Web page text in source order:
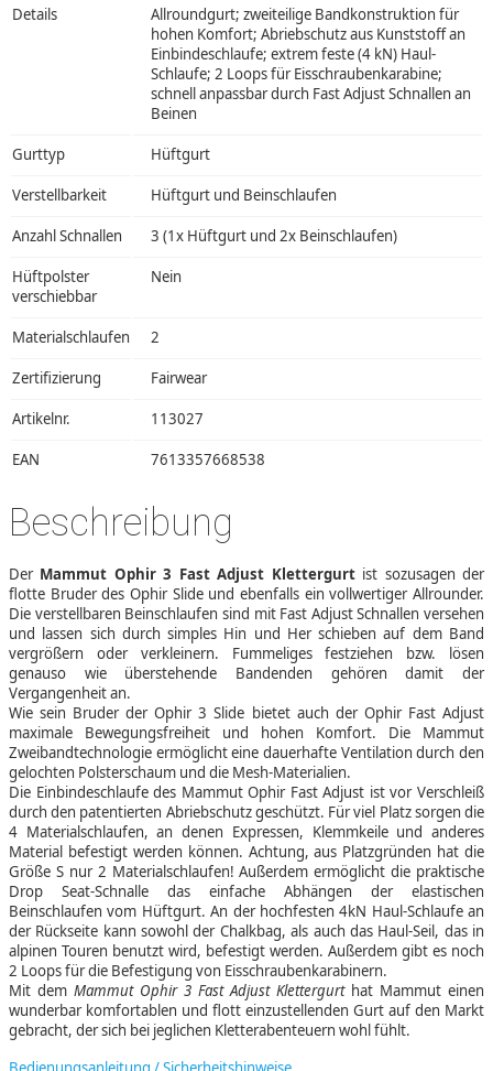
Details
Allroundgurt; zweiteilige Bandkonstruktion für
hohen Komfort; Abriebschutz aus Kunststoff an
Einbindeschlaufe; extrem feste (4 kN) Haul-
Schlaufe; 2 Loops für Eisschraubenkarabine;
schnell anpassbar durch Fast Adjust Schnallen an
Beinen
Gurttyp Hüftgurt
Verstellbarkeit Hüftgurt und Beinschlaufen
Anzahl Schnallen 3 (1x Hüftgurt und 2x Beinschlaufen)
Hüftpolster
verschiebbar
Nein
Materialschlaufen 2
Zertifizierung Fairwear
Artikelnr. 113027
EAN 7613357668538
Beschreibung
Der Mammut Ophir 3 Fast Adjust Klettergurtist sozusagen der
flotte Bruder des Ophir Slide und ebenfalls ein vollwertiger Allrounder.
Die verstellbaren Beinschlaufen sind mit Fast Adjust Schnallen versehen
und lassen sich durch simples Hin und Her schieben auf dem Band
vergrößern oder verkleinern. Fummeliges festziehen bzw. lösen
genauso wie überstehende Bandenden gehören damit der
Vergangenheit an.
Wie sein Bruder der Ophir 3 Slide bietet auch der Ophir Fast Adjust
maximale Bewegungsfreiheit und hohen Komfort. Die Mammut
Zweibandtechnologie ermöglicht eine dauerhafte Ventilation durch den
gelochten Polsterschaum und die Mesh-Materialien.
Die Einbindeschlaufe des Mammut Ophir Fast Adjust ist vor Verschleiß
durch den patentierten Abriebschutz geschützt. Für viel Platz sorgen die
4 Materialschlaufen, an denen Expressen, Klemmkeile und anderes
Material befestigt werden können. Achtung, aus Platzgründen hat die
Größe S nur 2 Materialschlaufen! Außerdem ermöglicht die praktische
Drop Seat-Schnalle das einfache Abhängen der elastischen
Beinschlaufen vom Hüftgurt. An der hochfesten 4kN Haul-Schlaufe an
der Rückseite kann sowohl der Chalkbag, als auch das Haul-Seil, das in
alpinen Touren benutzt wird, befestigt werden. Außerdem gibt es noch
2 Loops für die Befestigung von Eisschraubenkarabinern.
Mit dem Mammut Ophir 3 Fast Adjust Klettergurthat Mammut einen
wunderbar komfortablen und flott einzustellenden Gurt auf den Markt
gebracht, der sich bei jeglichen Kletterabenteuern wohl fühlt.